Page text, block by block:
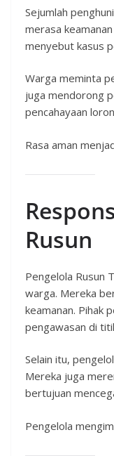
Sejumlah
merasa
menyebut kasus
Warga meminta
juga mendorong
pencahayaan
Rasa aman
Rusun
Pengelola Rusun
warga. Mereka
keamanan. Pihak
pengawasan di
Selain itu,
Mereka juga
bertujuan
Pengelola